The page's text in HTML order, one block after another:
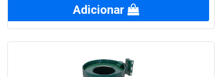
Adicionar